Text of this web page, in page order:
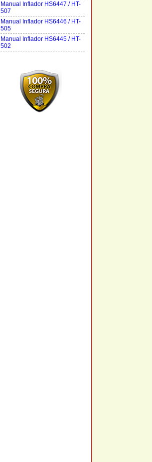
Manual Inflador HS6447 / HT-
507
Manual Inflador HS6446 / HT-
505
Manual Inflador HS6445 / HT-
502